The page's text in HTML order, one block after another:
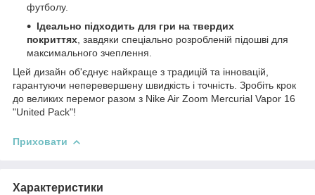
футболу.
Ідеально підходить для гри на твердих
покриттях , завдяки спеціально розробленій підошві для
максимального зчеплення.
Цей дизайн об'єднує найкраще з традицій та інновацій,
гарантуючи неперевершену швидкість і точність. Зробіть крок
до великих перемог разом з Nike Air Zoom Mercurial Vapor 16
"United Pack"!
Приховати
Характеристики